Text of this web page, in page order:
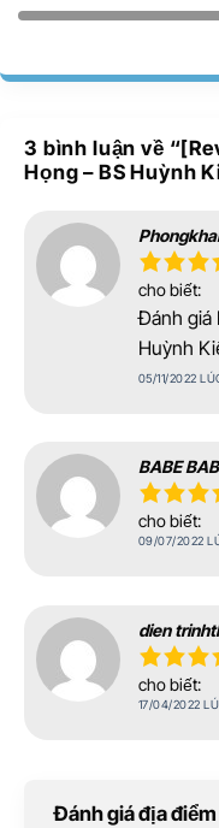
3 bình luận về “
Họng – BS Huỳnh
cho biết:
Đánh giá
Huỳnh
05/11/2022
BABE
cho biết:
09/07/2022
dien
cho biết:
17/04/2022
Đánh giá địa